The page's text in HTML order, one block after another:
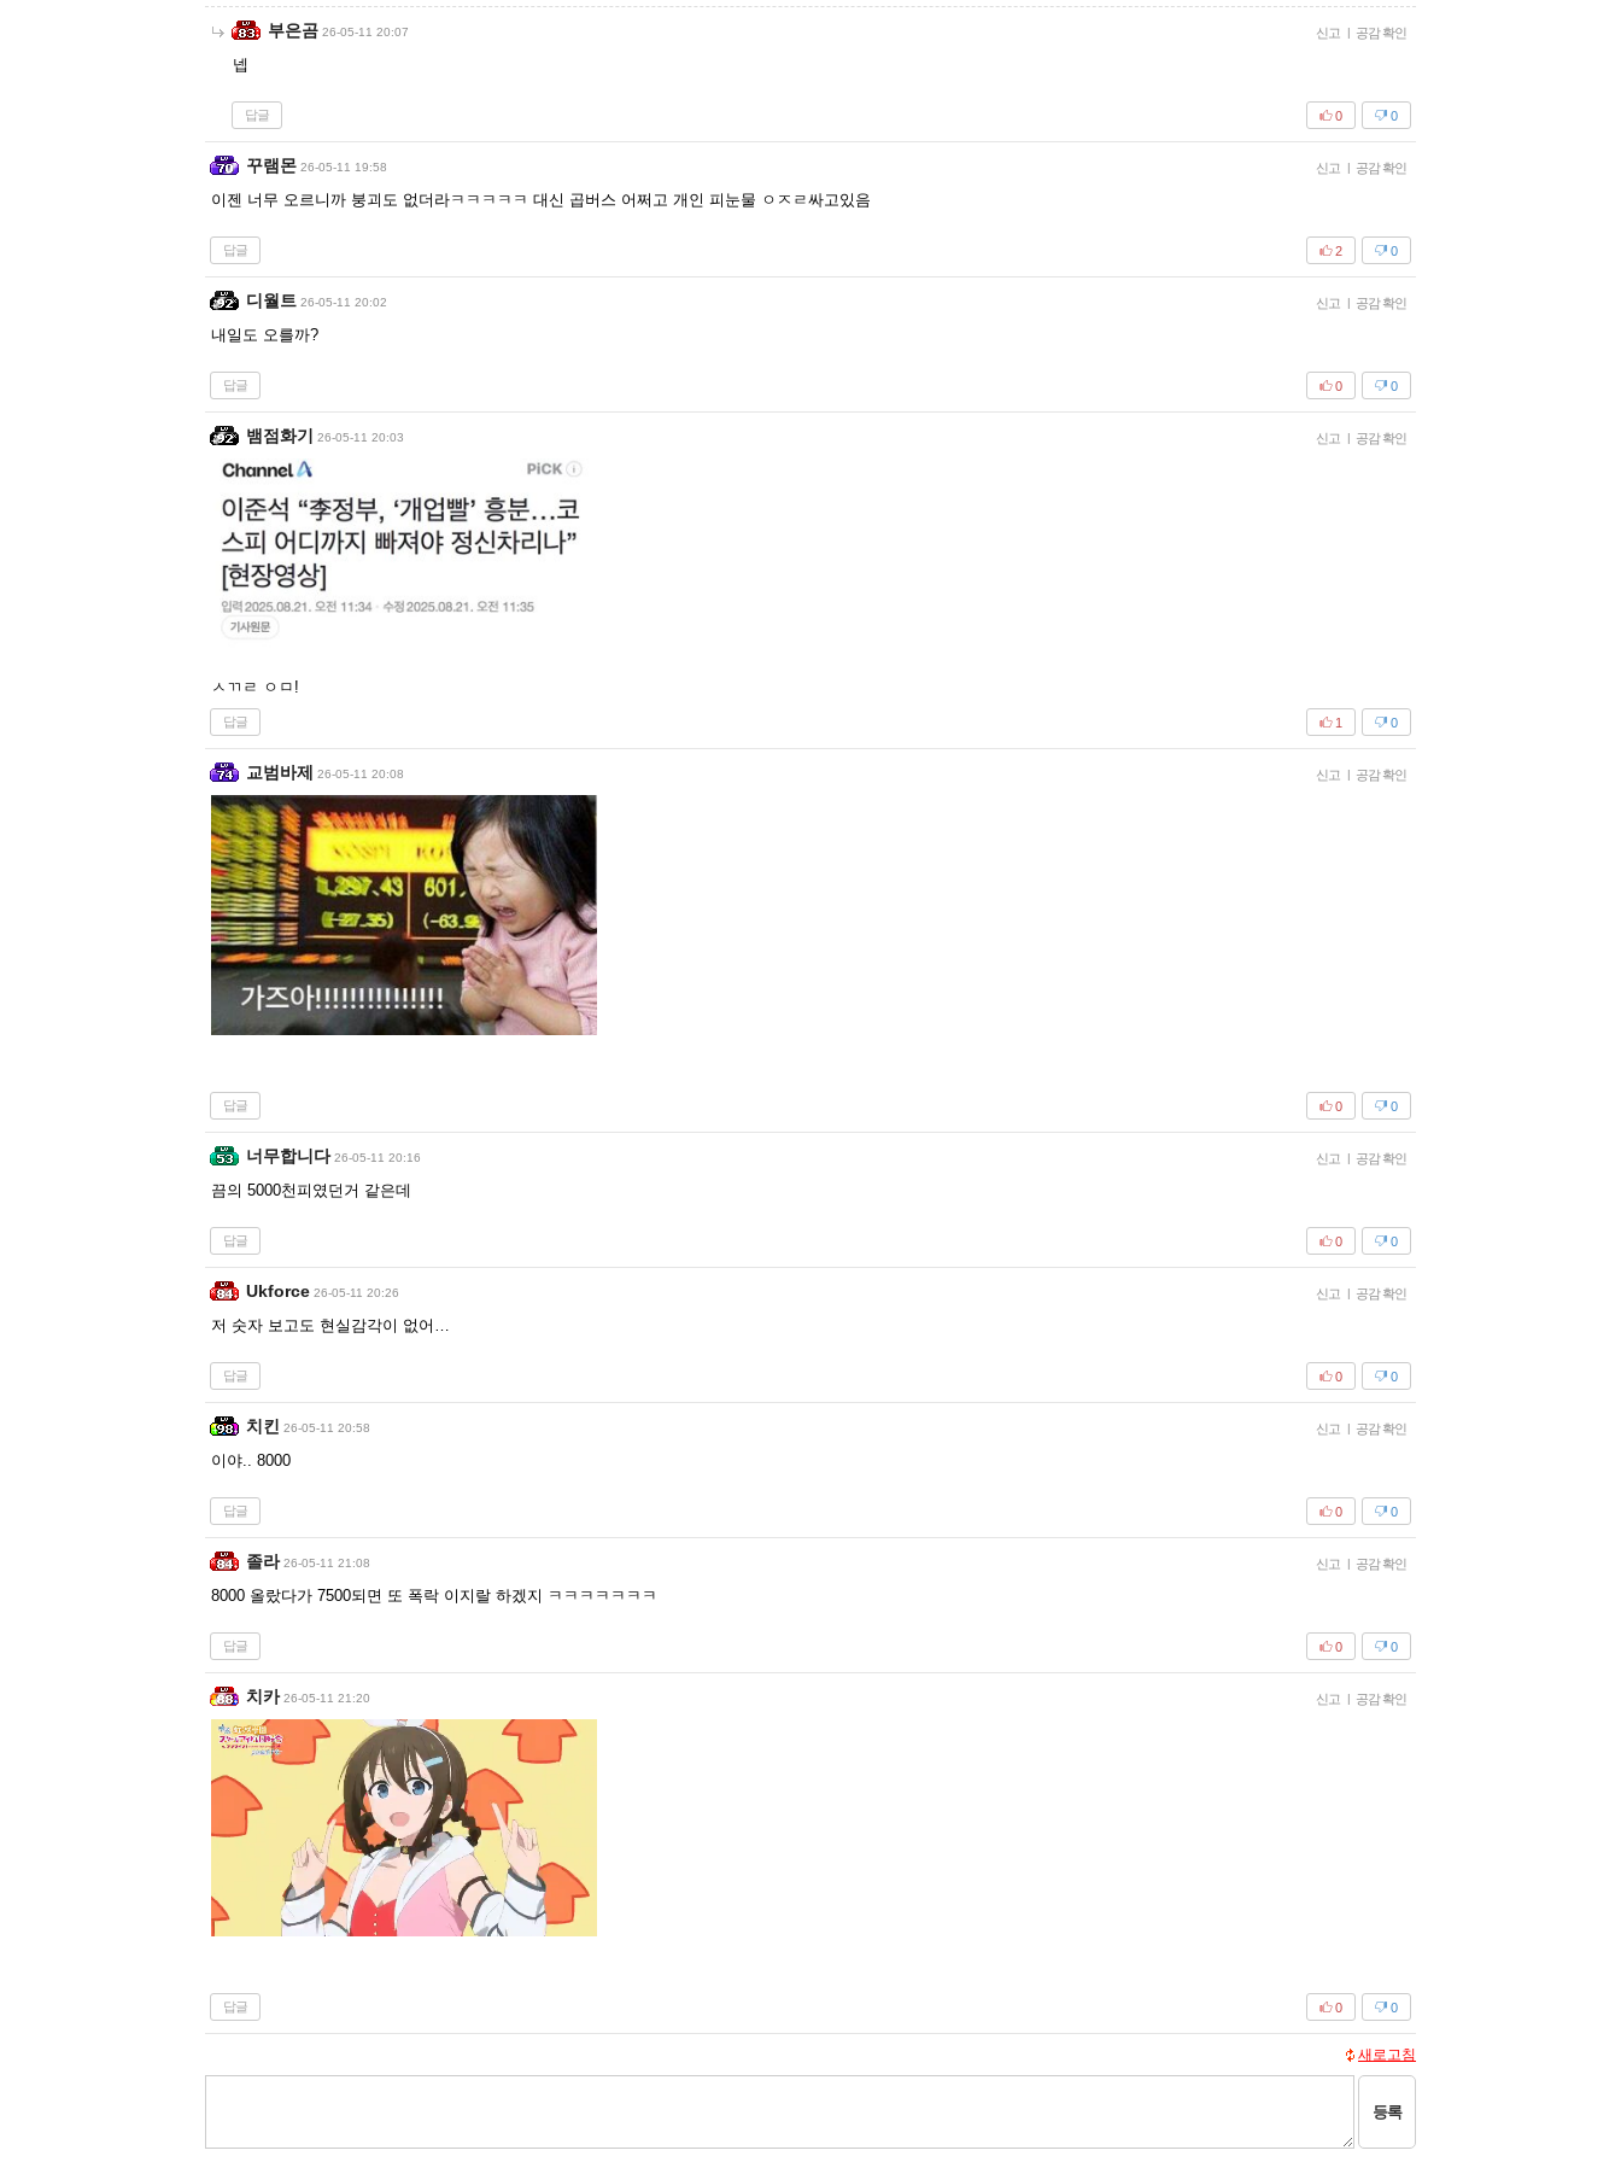
부은곰 26-05-11 20:07 신고 | 공감 확인
넵
답글 0
0
꾸램몬 26-05-11 19:58 신고 | 공감 확인
이젠 너무 오르니까 붕괴도 없더라ㅋㅋㅋㅋㅋ 대신 곱버스 어쩌고 개인 피눈물 ㅇㅈㄹ싸고있음
답글 0
2
디월트 26-05-11 20:02 신고 | 공감 확인
내일도 오를까?
답글 0
0
뱀점화기 26-05-11 20:03 신고 | 공감 확인
ㅅㄲㄹ ㅇㅁ!
답글 0
1
교범바제 26-05-11 20:08 신고 | 공감 확인
답글 0
0
너무합니다 26-05-11 20:16 신고 | 공감 확인
끔의 5000천피였던거 같은데
답글 0
0
Ukforce 26-05-11 20:26 신고 | 공감 확인
저 숫자 보고도 현실감각이 없어…
답글 0
0
치킨 26-05-11 20:58 신고 | 공감 확인
이야.. 8000
답글 0
0
졸라 26-05-11 21:08 신고 | 공감 확인
8000 올랐다가 7500되면 또 폭락 이지랄 하겠지 ㅋㅋㅋㅋㅋㅋㅋ
답글 0
0
치카 26-05-11 21:20 신고 | 공감 확인
답글 0
0
새로고침
등록